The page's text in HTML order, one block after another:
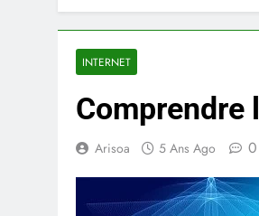
INTERNET
Comprendre
Arisoa 5 Ans Ago 0